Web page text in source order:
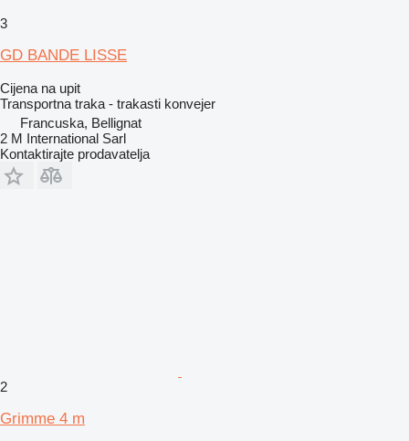
3
GD BANDE LISSE
Cijena na upit
Transportna traka - trakasti konvejer
Francuska, Bellignat
2 M International Sarl
Kontaktirajte prodavatelja
2
Grimme 4 m